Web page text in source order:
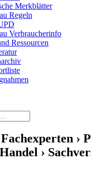
Merkblätter
Regeln
Verbraucherinfo
Ressourcen
›
›